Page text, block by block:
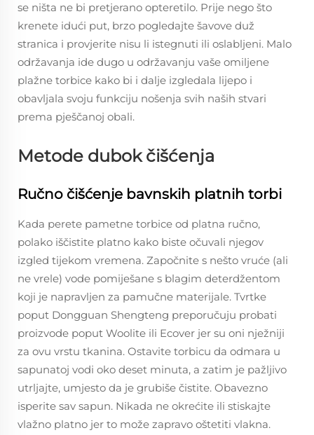
se ništa ne bi pretjerano opteretilo. Prije nego što
krenete idući put, brzo pogledajte šavove duž
stranica i provjerite nisu li istegnuti ili oslabljeni. Malo
održavanja ide dugo u održavanju vaše omiljene
plažne torbice kako bi i dalje izgledala lijepo i
obavljala svoju funkciju nošenja svih naših stvari
prema pješčanoj obali.
Metode dubok čišćenja
Ručno čišćenje bavnskih platnih torbi
Kada perete pametne torbice od platna ručno,
polako iščistite platno kako biste očuvali njegov
izgled tijekom vremena. Započnite s nešto vruće (ali
ne vrele) vode pomiješane s blagim deterdžentom
koji je napravljen za pamučne materijale. Tvrtke
poput Dongguan Shengteng preporučuju probati
proizvode poput Woolite ili Ecover jer su oni nježniji
za ovu vrstu tkanina. Ostavite torbicu da odmara u
sapunatoj vodi oko deset minuta, a zatim je pažljivo
utrljajte, umjesto da je grubiše čistite. Obavezno
isperite sav sapun. Nikada ne okrećite ili stiskajte
vlažno platno jer to može zapravo oštetiti vlakna.